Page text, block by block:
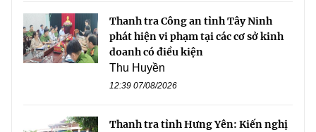
Thanh tra Công an tỉnh Tây Ninh
phát hiện vi phạm tại các cơ sở kinh
doanh có điều kiện
Thu Huyền
12:39 07/08/2026
Thanh tra tỉnh Hưng Yên: Kiến nghị